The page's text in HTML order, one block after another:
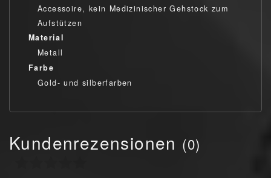
Accessoire, kein Medizinischer Gehstock zum
Aufstützen
Material
Metall
Farbe
Gold- und silberfarben
Kundenrezensionen (0)